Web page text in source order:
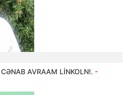
AVRAAM LİNKOLN!. -